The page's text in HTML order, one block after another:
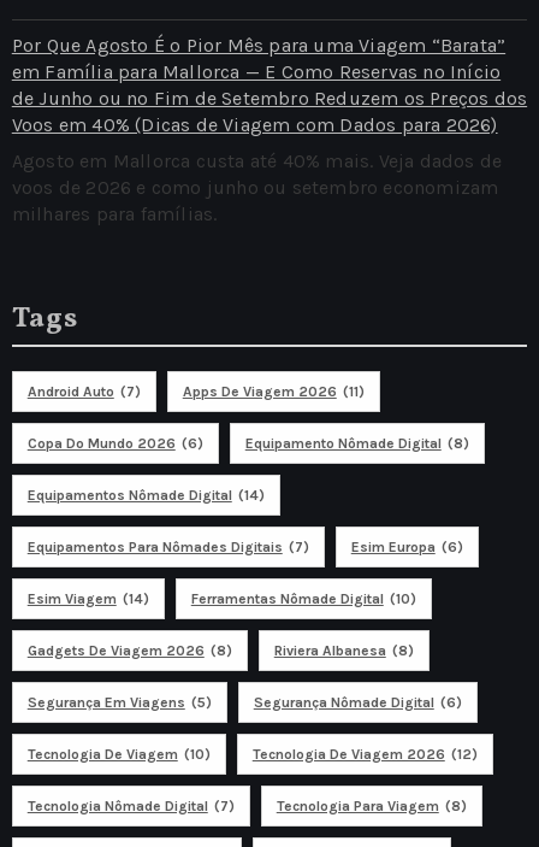
Por Que Agosto É o Pior Mês para uma Viagem “Barata”
em Família para Mallorca — E Como Reservas no Início
de Junho ou no Fim de Setembro Reduzem os Preços dos
Voos em 40% (Dicas de Viagem com Dados para 2026)
Agosto em Mallorca custa até 40% mais. Veja dados de
voos de 2026 e como junho ou setembro economizam
milhares para famílias.
Tags
Android Auto (7) Apps De Viagem 2026 (11)
Copa Do Mundo 2026 (6) Equipamento Nômade Digital (8)
Equipamentos Nômade Digital (14)
Equipamentos Para Nômades Digitais (7) Esim Europa (6)
Esim Viagem (14) Ferramentas Nômade Digital (10)
Gadgets De Viagem 2026 (8) Riviera Albanesa (8)
Segurança Em Viagens (5) Segurança Nômade Digital (6)
Tecnologia De Viagem (10) Tecnologia De Viagem 2026 (12)
Tecnologia Nômade Digital (7) Tecnologia Para Viagem (8)